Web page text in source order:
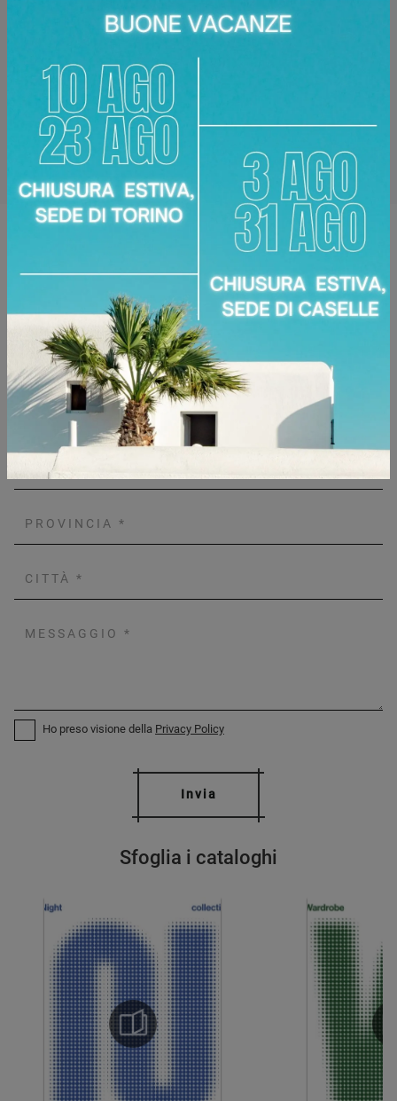
finiture), Vetro Fumé Canneté
Trasparente, Vetro Bronzato, Noce,
Bianco, Pietra, Siena, Ghisa, Ecrù,
Antracite
Disponibile presso:
Area Arredamenti Corso Racconigi, 134
Zone servite: Torino Torinese, Chieri, Chivasso,
Ciriè, Collegno, Moncalieri, Settimo Torinese...
Sfoglia i cataloghi
Richiedi Maggiori Informazioni
Ho preso visione della Privacy Policy
Invia